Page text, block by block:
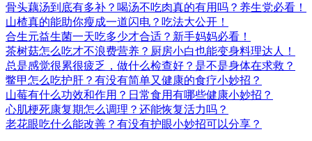
骨头藕汤到底有多补？喝汤不吃肉真的有用吗？养生党必看！
山楂真的能助你瘦成一道闪电？吃法大公开！
合生元益生菌一天吃多少才合适？新手妈妈必看！
茶树菇怎么吃才不浪费营养？厨房小白也能变身料理达人！
总是感觉很累很疲乏，做什么检查好？是不是身体在求救？
鳖甲怎么吃护肝？有没有简单又健康的食疗小妙招？
山莓有什么功效和作用？日常食用有哪些健康小妙招？
心肌梗死康复期怎么调理？还能恢复活力吗？
老花眼吃什么能改善？有没有护眼小妙招可以分享？